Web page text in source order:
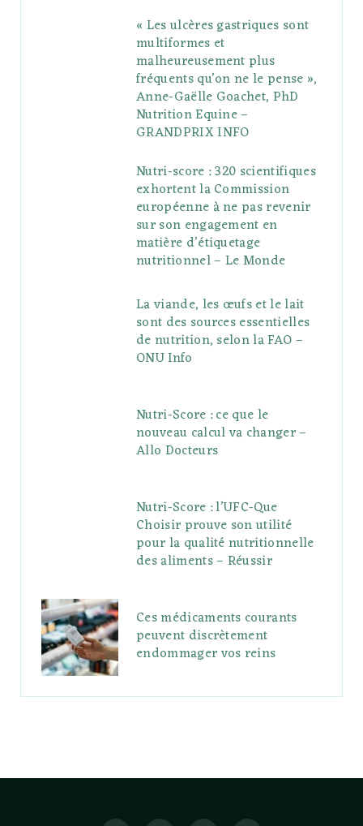
« Les ulcères gastriques sont
multiformes et
malheureusement plus
fréquents qu’on ne le pense »,
Anne-Gaëlle Goachet, PhD
Nutrition Equine –
GRANDPRIX INFO
Nutri-score : 320 scientifiques
exhortent la Commission
européenne à ne pas revenir
sur son engagement en
matière d’étiquetage
nutritionnel – Le Monde
La viande, les œufs et le lait
sont des sources essentielles
de nutrition, selon la FAO –
ONU Info
Nutri-Score : ce que le
nouveau calcul va changer –
Allo Docteurs
Nutri-Score : l’UFC-Que
Choisir prouve son utilité
pour la qualité nutritionnelle
des aliments – Réussir
Ces médicaments courants
peuvent discrètement
endommager vos reins